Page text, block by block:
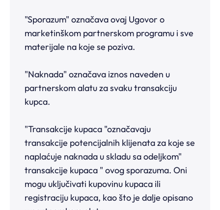
"Sporazum" označava ovaj Ugovor o
marketinškom partnerskom programu i sve
materijale na koje se poziva.
"Naknada" označava iznos naveden u
partnerskom alatu za svaku transakciju
kupca.
"Transakcije kupaca "označavaju
transakcije potencijalnih klijenata za koje se
naplaćuje naknada u skladu sa odeljkom"
transakcije kupaca " ovog sporazuma. Oni
mogu uključivati kupovinu kupaca ili
registraciju kupaca, kao što je dalje opisano